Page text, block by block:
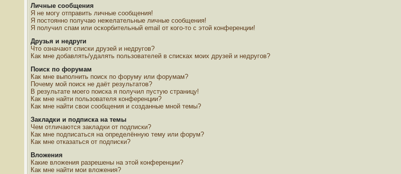
Личные сообщения
Я не могу отправить личные сообщения!
Я постоянно получаю нежелательные личные сообщения!
Я получил спам или оскорбительный email от кого-то с этой конференции!
Друзья и недруги
Что означают списки друзей и недругов?
Как мне добавлять/удалять пользователей в списках моих друзей и недругов?
Поиск по форумам
Как мне выполнить поиск по форуму или форумам?
Почему мой поиск не даёт результатов?
В результате моего поиска я получил пустую страницу!
Как мне найти пользователя конференции?
Как мне найти свои сообщения и созданные мной темы?
Закладки и подписка на темы
Чем отличаются закладки от подписки?
Как мне подписаться на определённую тему или форум?
Как мне отказаться от подписки?
Вложения
Какие вложения разрешены на этой конференции?
Как мне найти мои вложения?